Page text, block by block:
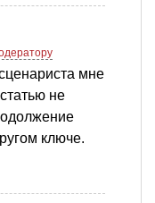
мне
не
ключе.